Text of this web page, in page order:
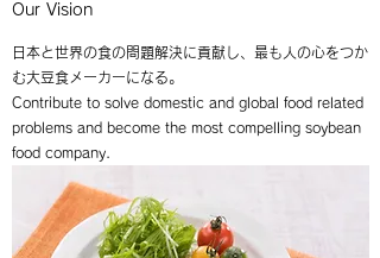
Our Vision
日本と世界の食の問題解決に貢献し、最も人の心をつか
む大豆食メーカーになる。
Contribute to solve domestic and global food related
problems and become the most compelling soybean
food company.